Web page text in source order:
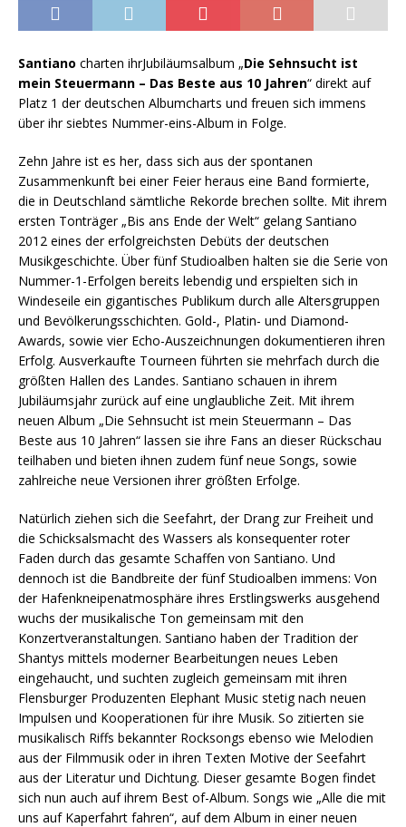
Santiano charten ihrJubiläumsalbum „Die Sehnsucht ist
mein Steuermann – Das Beste aus 10 Jahren“ direkt auf
Platz 1 der deutschen Albumcharts und freuen sich immens
über ihr siebtes Nummer-eins-Album in Folge.
Zehn Jahre ist es her, dass sich aus der spontanen
Zusammenkunft bei einer Feier heraus eine Band formierte,
die in Deutschland sämtliche Rekorde brechen sollte. Mit ihrem
ersten Tonträger „Bis ans Ende der Welt“ gelang Santiano
2012 eines der erfolgreichsten Debüts der deutschen
Musikgeschichte. Über fünf Studioalben halten sie die Serie von
Nummer-1-Erfolgen bereits lebendig und erspielten sich in
Windeseile ein gigantisches Publikum durch alle Altersgruppen
und Bevölkerungsschichten. Gold-, Platin- und Diamond-
Awards, sowie vier Echo-Auszeichnungen dokumentieren ihren
Erfolg. Ausverkaufte Tourneen führten sie mehrfach durch die
größten Hallen des Landes. Santiano schauen in ihrem
Jubiläumsjahr zurück auf eine unglaubliche Zeit. Mit ihrem
neuen Album „Die Sehnsucht ist mein Steuermann – Das
Beste aus 10 Jahren“ lassen sie ihre Fans an dieser Rückschau
teilhaben und bieten ihnen zudem fünf neue Songs, sowie
zahlreiche neue Versionen ihrer größten Erfolge.
Natürlich ziehen sich die Seefahrt, der Drang zur Freiheit und
die Schicksalsmacht des Wassers als konsequenter roter
Faden durch das gesamte Schaffen von Santiano. Und
dennoch ist die Bandbreite der fünf Studioalben immens: Von
der Hafenkneipenatmosphäre ihres Erstlingswerks ausgehend
wuchs der musikalische Ton gemeinsam mit den
Konzertveranstaltungen. Santiano haben der Tradition der
Shantys mittels moderner Bearbeitungen neues Leben
eingehaucht, und suchten zugleich gemeinsam mit ihren
Flensburger Produzenten Elephant Music stetig nach neuen
Impulsen und Kooperationen für ihre Musik. So zitierten sie
musikalisch Riffs bekannter Rocksongs ebenso wie Melodien
aus der Filmmusik oder in ihren Texten Motive der Seefahrt
aus der Literatur und Dichtung. Dieser gesamte Bogen findet
sich nun auch auf ihrem Best of-Album. Songs wie „Alle die mit
uns auf Kaperfahrt fahren“, auf dem Album in einer neuen